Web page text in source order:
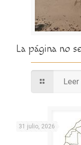
La página no
Leer
31 julio, 2026